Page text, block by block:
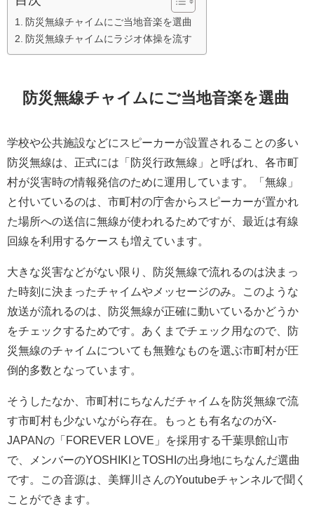
防災無線チャイムにご当地音楽を選曲
防災無線チャイムにラジオ体操を流す
防災無線チャイムにご当地音楽を選曲
学校や公共施設などにスピーカーが設置されることの多い
防災無線は、正式には「防災行政無線」と呼ばれ、各市町
村が災害時の情報発信のために運用しています。「無線」
と付いているのは、市町村の庁舎からスピーカーが置かれ
た場所への送信に無線が使われるためですが、最近は有線
回線を利用するケースも増えています。
大きな災害などがない限り、防災無線で流れるのは決まっ
た時刻に決まったチャイムやメッセージのみ。このような
放送が流れるのは、防災無線が正確に動いているかどうか
をチェックするためです。あくまでチェック用なので、防
災無線のチャイムについても無難なものを選ぶ市町村が圧
倒的多数となっています。
そうしたなか、市町村にちなんだチャイムを防災無線で流
す市町村も少ないながら存在。もっとも有名なのがX-
JAPANの「FOREVER LOVE」を採用する千葉県館山市
で、メンバーのYOSHIKIとTOSHIの出身地にちなんだ選曲
です。この音源は、美輝川さんのYoutubeチャンネルで聞く
ことができます。